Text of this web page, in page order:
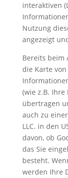
interaktiven
Nutzung
angezeigt
Bereits beim
die Karte
(wie z.B. Ihre
übertragen
auch zu
LLC. in den
davon, ob
das Sie
besteht.
werden Ihre